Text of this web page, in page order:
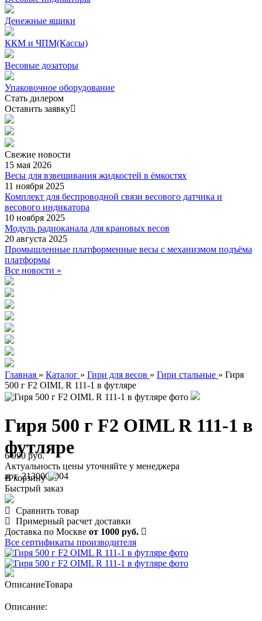
Денежные ящики
ККМ и ЧПМ(Кассы)
Весовые дозаторы
Упаковочное оборудование
Стать дилером
Оставить заявку
Свежие новости
15 мая 2026
Весы для взвешивания жидкостей в ёмкостях
11 ноября 2025
Комплект для беспроводной связи весового датчика и
весового индикатора
10 ноября 2025
Модуль радиоканала для крановых весов
20 августа 2025
Промышленные платформенные весы с механизмом подъёма
платформы
Все новости »
Главная » Каталог » Гири для весов » Гири стальные » Гиря
500 г F2 OIML R 111-1 в футляре
Гиря 500 г F2 OIML R 111-1 в
футляре
арт. 2130000004
6 990 руб.
Актуальность цены уточняйте у менеджера
В корзину
Быстрый заказ
Сравнить товар
Примерный расчет доставки
Доставка по Москве от 1000 руб.
Все сертификаты производителя
ОписаниеТовара
Описание: